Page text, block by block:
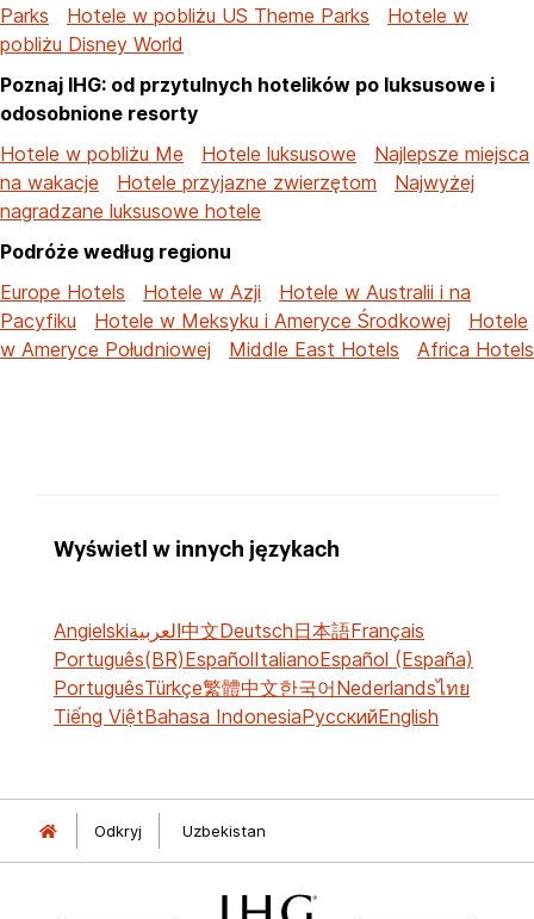
Parks
Hotele w pobliżu US Theme Parks
Hotele w
pobliżu Disney World
Poznaj IHG: od przytulnych hotelików po luksusowe i
odosobnione resorty
Hotele w pobliżu Me
Hotele luksusowe
Najlepsze miejsca
na wakacje
Hotele przyjazne zwierzętom
Najwyżej
nagradzane luksusowe hotele
Podróże według regionu
Europe Hotels
Hotele w Azji
Hotele w Australii i na
Pacyfiku
Hotele w Meksyku i Ameryce Środkowej
Hotele
w Ameryce Południowej
Middle East Hotels Africa Hotels
Wyświetl w innych językach
Angielskiالعربية中文Deutsch日本語Français
Português(BR)EspañolItalianoEspañol (España)
PortuguêsTürkçe繁體中文한국어Nederlandsไทย
Tiếng ViệtBahasa IndonesiaРусскийEnglish
Odkryj Uzbekistan